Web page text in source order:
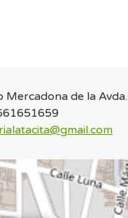
Mercadona de la